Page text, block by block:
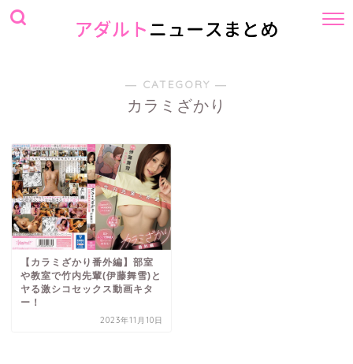
― CATEGORY ―
カラミざかり
【カラミざかり番外編】部室
や教室で竹内先輩(伊藤舞雪)と
ヤる激シコセックス動画キタ
ー！
2023年11月10日